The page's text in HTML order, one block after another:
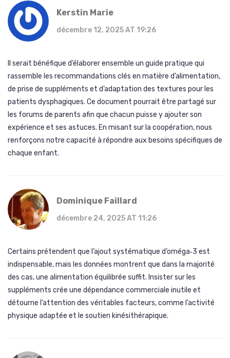
Kerstin Marie
décembre 12, 2025 AT 19:26
Il serait bénéfique d’élaborer ensemble un guide pratique qui
rassemble les recommandations clés en matière d’alimentation,
de prise de suppléments et d’adaptation des textures pour les
patients dysphagiques. Ce document pourrait être partagé sur
les forums de parents afin que chacun puisse y ajouter son
expérience et ses astuces. En misant sur la coopération, nous
renforçons notre capacité à répondre aux besoins spécifiques de
chaque enfant.
Dominique Faillard
décembre 24, 2025 AT 11:26
Certains prétendent que l’ajout systématique d’oméga‑3 est
indispensable, mais les données montrent que dans la majorité
des cas, une alimentation équilibrée suffit. Insister sur les
suppléments crée une dépendance commerciale inutile et
détourne l’attention des véritables facteurs, comme l’activité
physique adaptée et le soutien kinésithérapique.